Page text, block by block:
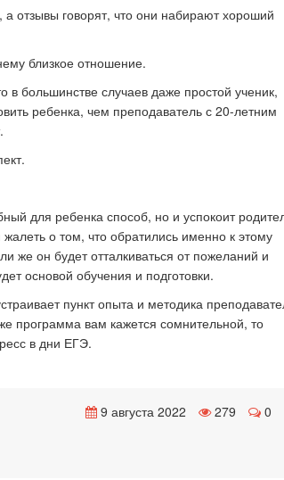
а отзывы говорят, что они набирают хороший
близкое отношение.
в большинстве случаев даже простой ученик,
ребенка, чем преподаватель с 20-летним
для ребенка способ, но и успокоит
о том, что обратились именно к этому
же он будет отталкиваться от пожеланий и
основой обучения и подготовки.
пункт опыта и методика
программа вам кажется сомнительной, то
в дни ЕГЭ.
9 августа 2022 279 0